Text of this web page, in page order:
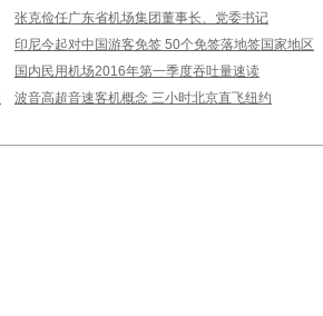
张克俭任广东省机场集团董事长、党委书记
印尼今起对中国游客免签 50个免签落地签国家地区
国内民用机场2016年第一季度吞吐量速读
波音高超音速客机概念 三小时北京直飞纽约